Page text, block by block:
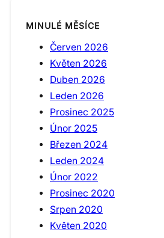
MINULÉ MĚSÍCE
Červen 2026
Květen 2026
Duben 2026
Leden 2026
Prosinec 2025
Únor 2025
Březen 2024
Leden 2024
Únor 2022
Prosinec 2020
Srpen 2020
Květen 2020